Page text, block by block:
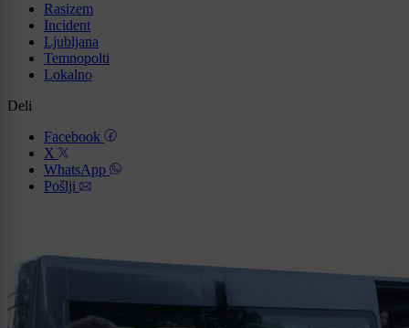
Rasizem
Incident
Ljubljana
Temnopolti
Lokalno
Deli
Facebook
X
WhatsApp
Pošlji